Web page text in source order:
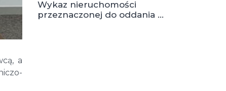
a
Wykaz nieruchomości
przeznaczonej do oddania w